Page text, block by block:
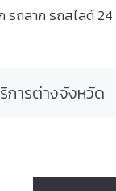
รถลาก รถสไลด์ 24
การต่างจังหวัด